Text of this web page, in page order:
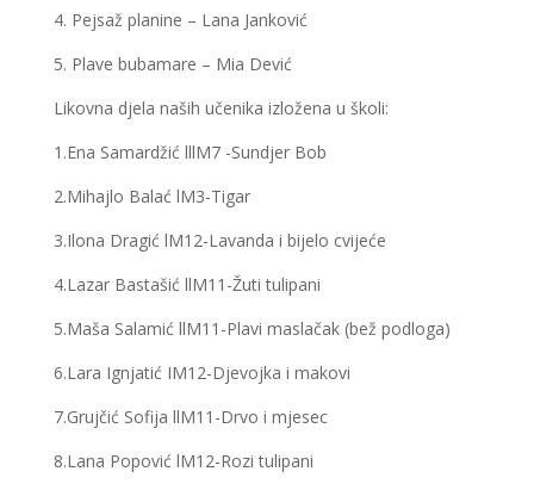
4. Pejsaž planine – Lana Janković
5. Plave bubamare – Mia Dević
Likovna djela naših učenika izložena u školi:
1.Ena Samardžić lllM7 -Sundjer Bob
2.Mihajlo Balać lM3-Tigar
3.Ilona Dragić lM12-Lavanda i bijelo cvijeće
4.Lazar Bastašić llM11-Žuti tulipani
5.Maša Salamić llM11-Plavi maslačak (bež podloga)
6.Lara Ignjatić IM12-Djevojka i makovi
7.Grujčić Sofija llM11-Drvo i mjesec
8.Lana Popović lM12-Rozi tulipani